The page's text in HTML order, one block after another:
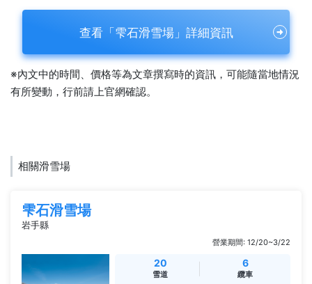
查看「雫石滑雪場」詳細資訊
※內文中的時間、價格等為文章撰寫時的資訊，可能隨當地情況
有所變動，行前請上官網確認。
相關滑雪場
雫石滑雪場
岩手縣
營業期間: 12/20~3/22
20
雪道
6
纜車